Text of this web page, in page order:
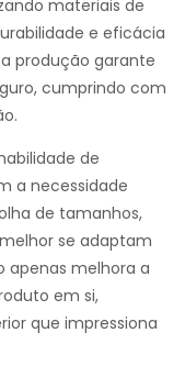
materiais de
e eficácia
produção garante
cumprindo com
de
a necessidade
de tamanhos,
se adaptam
apenas melhora a
em si,
que impressiona